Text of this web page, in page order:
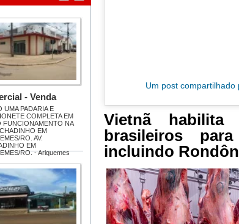
Um post compartilhado
Vietnã
brasileiros
incluindo